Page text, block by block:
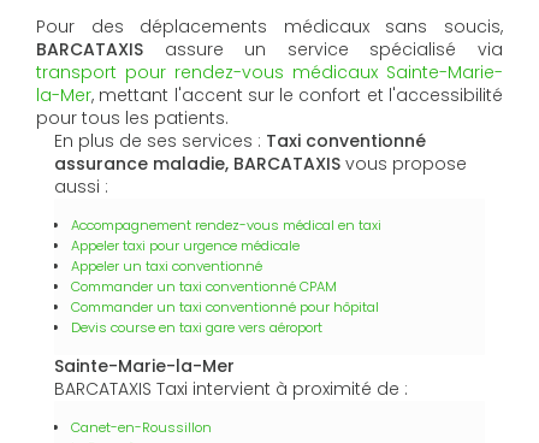
Pour des déplacements médicaux sans soucis,
BARCATAXIS assure un service spécialisé via
transport pour rendez-vous médicaux Sainte-Marie-
la-Mer, mettant l'accent sur le confort et l'accessibilité
pour tous les patients.
En plus de ses services : Taxi conventionné
assurance maladie, BARCATAXIS vous propose
aussi :
Accompagnement rendez-vous médical en taxi
Appeler taxi pour urgence médicale
Appeler un taxi conventionné
Commander un taxi conventionné CPAM
Commander un taxi conventionné pour hôpital
Devis course en taxi gare vers aéroport
Sainte-Marie-la-Mer
BARCATAXIS Taxi intervient à proximité de :
Canet-en-Roussillon